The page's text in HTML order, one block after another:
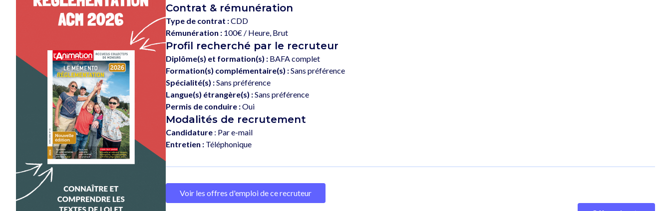
Contrat & rémunération
Type de contrat :CDD
Rémunération : 100€ / Heure, Brut
Profil recherché par le recruteur
Diplôme(s) et formation(s) : BAFA complet
Formation(s) complémentaire(s) :Sans préférence
Spécialité(s) :Sans préférence
Langue(s) étrangère(s) :Sans préférence
Permis de conduire :Oui
Modalités de recrutement
Candidature : Par e-mail
Entretien : Téléphonique
Voir les offres d'emploi de ce recruteur